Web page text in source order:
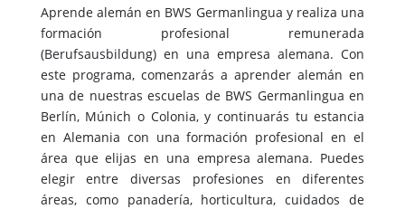
Aprende alemán en BWS Germanlingua y realiza una
formación profesional remunerada
(Berufsausbildung) en una empresa alemana. Con
este programa, comenzarás a aprender alemán en
una de nuestras escuelas de BWS Germanlingua en
Berlín, Múnich o Colonia, y continuarás tu estancia
en Alemania con una formación profesional en el
área que elijas en una empresa alemana. Puedes
elegir entre diversas profesiones en diferentes
áreas, como panadería, horticultura, cuidados de